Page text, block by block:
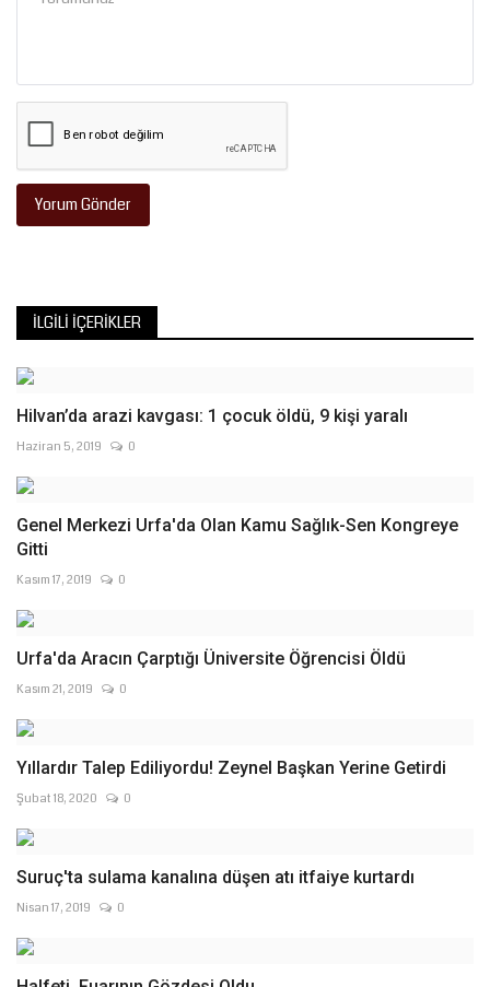
Yorum Gönder
İLGILI İÇERIKLER
Hilvan’da arazi kavgası: 1 çocuk öldü, 9 kişi yaralı
Haziran 5, 2019 0
Genel Merkezi Urfa'da Olan Kamu Sağlık-Sen Kongreye
Gitti
Kasım 17, 2019 0
Urfa'da Aracın Çarptığı Üniversite Öğrencisi Öldü
Kasım 21, 2019 0
Yıllardır Talep Ediliyordu! Zeynel Başkan Yerine Getirdi
Şubat 18, 2020 0
Suruç'ta sulama kanalına düşen atı itfaiye kurtardı
Nisan 17, 2019 0